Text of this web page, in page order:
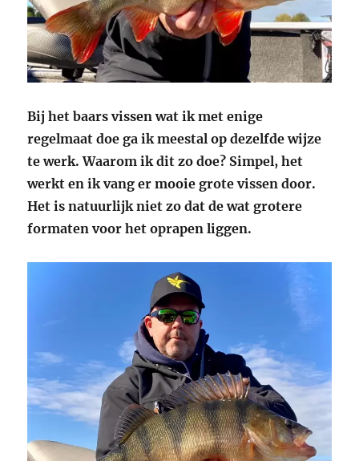
Bij het baars vissen wat ik met enige
regelmaat doe ga ik meestal op dezelfde wijze
te werk. Waarom ik dit zo doe? Simpel, het
werkt en ik vang er mooie grote vissen door.
Het is natuurlijk niet zo dat de wat grotere
formaten voor het oprapen liggen.